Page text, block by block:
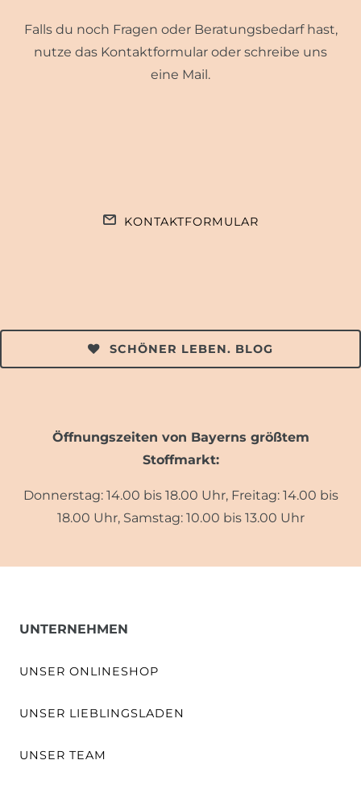
Falls du noch Fragen oder Beratungsbedarf hast,
nutze das Kontaktformular oder schreibe uns
eine Mail.
KONTAKTFORMULAR
SCHÖNER LEBEN. BLOG
Öffnungszeiten von Bayerns größtem
Stoffmarkt:
Donnerstag: 14.00 bis 18.00 Uhr, Freitag: 14.00 bis
18.00 Uhr, Samstag: 10.00 bis 13.00 Uhr
UNTERNEHMEN
UNSER ONLINESHOP
UNSER LIEBLINGSLADEN
UNSER TEAM